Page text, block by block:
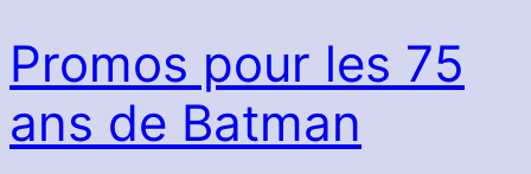
Promos pour les 75
ans de Batman